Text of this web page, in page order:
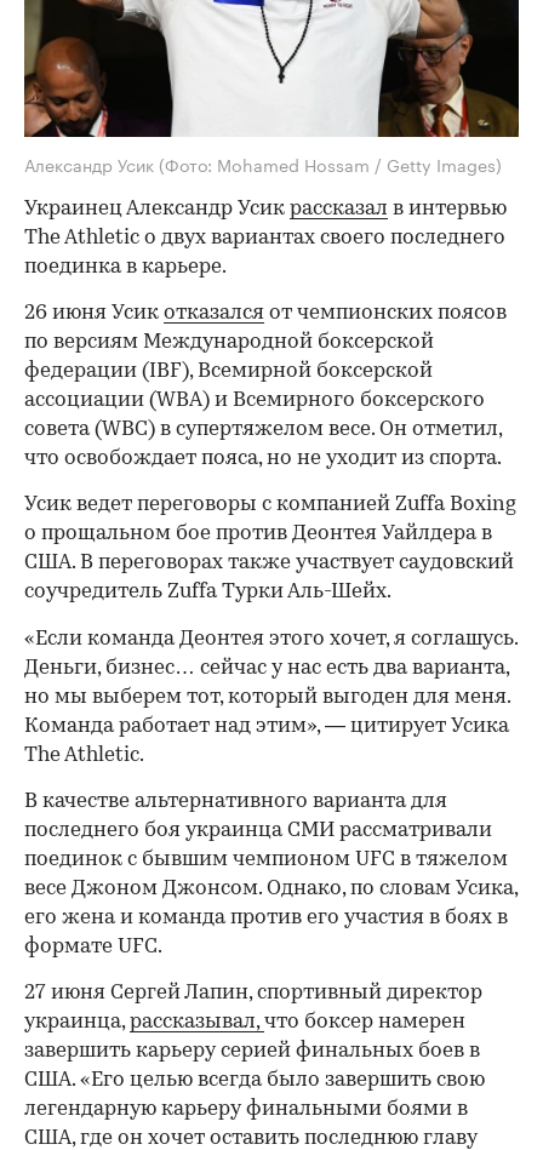
Александр Усик (Фото: Mohamed Hossam / Getty Images)
Украинец Александр Усик рассказал в интервью
The Athletic о двух вариантах своего последнего
поединка в карьере.
26 июня Усик отказался от чемпионских поясов
по версиям Международной боксерской
федерации (IBF), Всемирной боксерской
ассоциации (WBA) и Всемирного боксерского
совета (WBC) в супертяжелом весе. Он отметил,
что освобождает пояса, но не уходит из спорта.
Усик ведет переговоры с компанией Zuffa Boxing
о прощальном бое против Деонтея Уайлдера в
США. В переговорах также участвует саудовский
соучредитель Zuffa Турки Аль-Шейх.
«Если команда Деонтея этого хочет, я соглашусь.
Деньги, бизнес… сейчас у нас есть два варианта,
но мы выберем тот, который выгоден для меня.
Команда работает над этим», — цитирует Усика
The Athletic.
В качестве альтернативного варианта для
последнего боя украинца СМИ рассматривали
поединок с бывшим чемпионом UFC в тяжелом
весе Джоном Джонсом. Однако, по словам Усика,
его жена и команда против его участия в боях в
формате UFC.
27 июня Сергей Лапин, спортивный директор
украинца,рассказывал,что боксер намерен
завершить карьеру серией финальных боев в
США. «Его целью всегда было завершить свою
легендарную карьеру финальными боями в
США, где он хочет оставить последнюю главу